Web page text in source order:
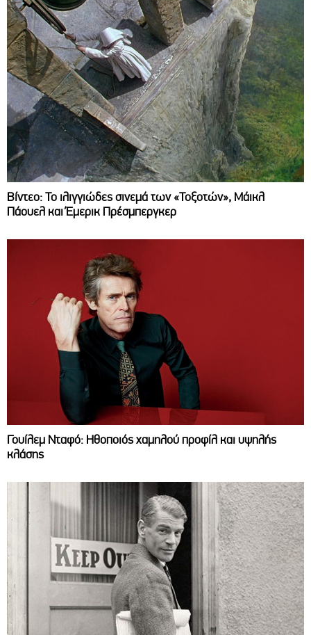
Βίντεο: Το ιλιγγιώδες σινεμά των «Τοξοτών», Μάικλ
Πάουελ και Έμερικ Πρέσμπεργκερ
Γουίλεμ Νταφό: Ηθοποιός χαμηλού προφίλ και υψηλής
κλάσης